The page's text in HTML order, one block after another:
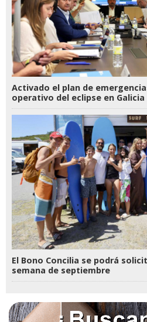
Activado el plan de
operativo del eclipse en Galicia
El Bono Concilia se podrá
semana de septiembre